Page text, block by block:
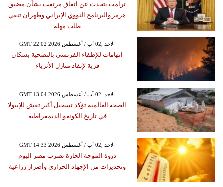
ترامب يتحدث عن اتفاق مرتقب بشأن مضيق
هرمز والبرنامج النووي الإيراني وطهران تنفي
طلب مهلة
GMT 22:02 2026 الأحد ,02 آب / أغسطس
اتهامات للإطفاء الفرنسي بالتضحية بسكان
قرية لإنقاذ منازل الأثرياء
GMT 13:04 2026 الأحد ,02 آب / أغسطس
الصحة العالمية تؤكد تسجيل أكبر تفش للإيبولا
في تاريخ الكونغو الديمقراطية
GMT 14:33 2026 الأحد ,02 آب / أغسطس
ذروة الموجة الحارة تضرب مصر اليوم
وتحذيرات من الإجهاد الحراري وأضرار زراعية